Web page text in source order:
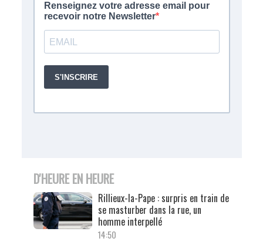
D'HEURE EN HEURE
Rillieux-la-Pape : surpris en train de
se masturber dans la rue, un
homme interpellé
14:50